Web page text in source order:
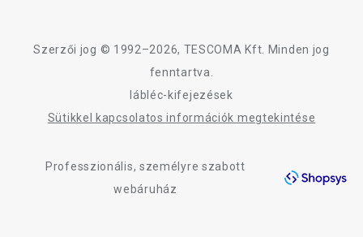
Adatkezelési Tájékoztató
Szerzői jog © 1992–2026, TESCOMA Kft. Minden jog
fenntartva.
lábléc-kifejezések
Sütikkel kapcsolatos információk megtekintése
Professzionális, személyre szabott
webáruház